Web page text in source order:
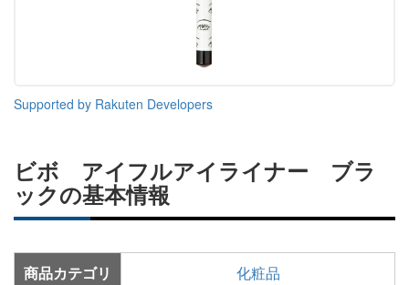
Supported by Rakuten Developers
ビボ アイフルアイライナー ブラ
ックの基本情報
商品カテゴリ
化粧品